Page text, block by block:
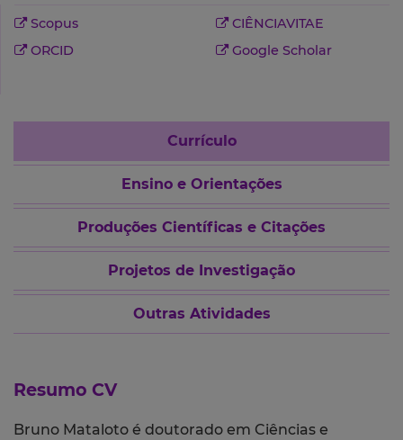
Scopus
CIÊNCIAVITAE
ORCID
Google Scholar
Currículo
Ensino e Orientações
Produções Científicas e Citações
Projetos de Investigação
Outras Atividades
Resumo CV
Bruno Mataloto é doutorado em Ciências e